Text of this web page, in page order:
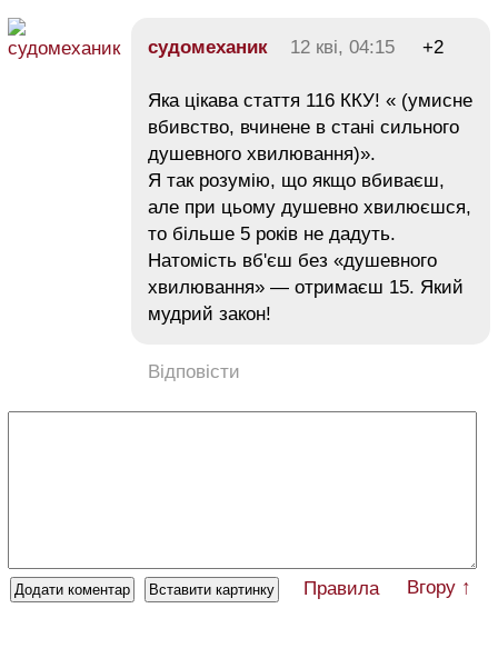
судомеханик 12 кві, 04:15 +2
Яка цікава стаття 116 ККУ! « (умисне
вбивство, вчинене в стані сильного
душевного хвилювання)».
Я так розумію, що якщо вбиваєш,
але при цьому душевно хвилюєшся,
то більше 5 років не дадуть.
Натомість вб'єш без «душевного
хвилювання» — отримаєш 15. Який
мудрий закон!
Відповісти
Правила Вгору ↑